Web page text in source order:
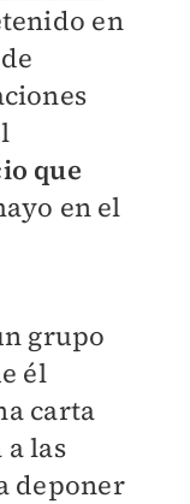
en
que
en el
grupo
él
carta
las
deponer